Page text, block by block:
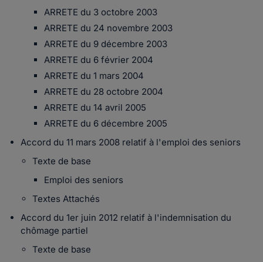
ARRETE du 3 octobre 2003
ARRETE du 24 novembre 2003
ARRETE du 9 décembre 2003
ARRETE du 6 février 2004
ARRETE du 1 mars 2004
ARRETE du 28 octobre 2004
ARRETE du 14 avril 2005
ARRETE du 6 décembre 2005
Accord du 11 mars 2008 relatif à l'emploi des seniors
Texte de base
Emploi des seniors
Textes Attachés
Accord du 1er juin 2012 relatif à l'indemnisation du
chômage partiel
Texte de base